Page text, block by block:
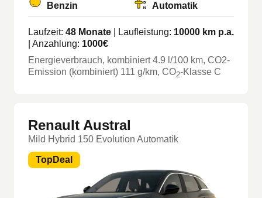
Benzin Automatik
Laufzeit: 48 Monate | Laufleistung: 10000 km p.a.
| Anzahlung: 1000€
Energieverbrauch, kombiniert4.9 l/100 km, CO2-
Emission (kombiniert) 111 g/km, CO2-Klasse C
Renault Austral
Mild Hybrid 150 Evolution Automatik
TopDeal